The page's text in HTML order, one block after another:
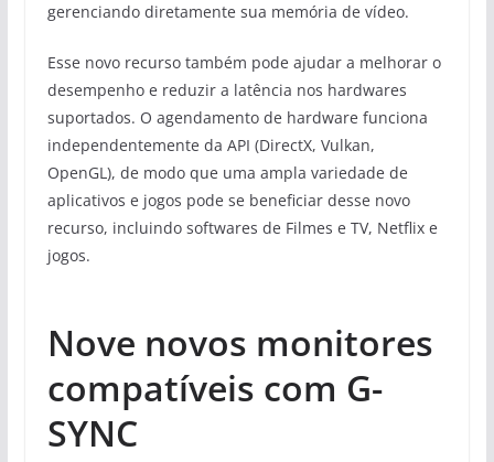
gerenciando diretamente sua memória de vídeo.
Esse novo recurso também pode ajudar a melhorar o
desempenho e reduzir a latência nos hardwares
suportados. O agendamento de hardware funciona
independentemente da API (DirectX, Vulkan,
OpenGL), de modo que uma ampla variedade de
aplicativos e jogos pode se beneficiar desse novo
recurso, incluindo softwares de Filmes e TV, Netflix e
jogos.
Nove novos monitores
compatíveis com G-
SYNC